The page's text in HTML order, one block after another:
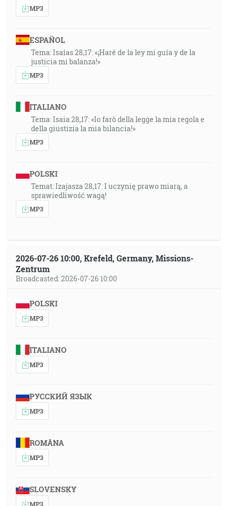
MP3
ESPAÑOL
Tema: Isaías 28,17: «¡Haré de la ley mi guía y de la
justicia mi balanza!»
MP3
ITALIANO
Tema: Isaia 28,17: «Io farò della legge la mia regola e
della giustizia la mia bilancia!»
MP3
POLSKI
Temat: Izajasza 28,17: I uczynię prawo miarą, a
sprawiedliwość wagą!
MP3
2026-07-26 10:00, Krefeld, Germany, Missions-
Zentrum
Broadcasted: 2026-07-26 10:00
POLSKI
MP3
ITALIANO
MP3
РУССКИЙ ЯЗЫК
MP3
ROMÂNA
MP3
SLOVENSKY
MP3